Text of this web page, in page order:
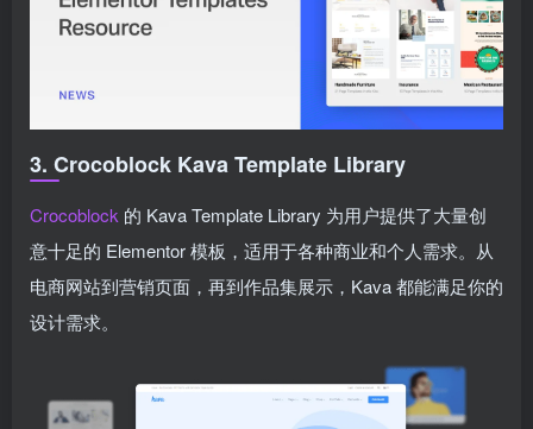
3. Crocoblock Kava Template Library
Crocoblock 的 Kava Template Library 为用户提供了大量创
意十足的 Elementor 模板，适用于各种商业和个人需求。从
电商网站到营销页面，再到作品集展示，Kava 都能满足你的
设计需求。